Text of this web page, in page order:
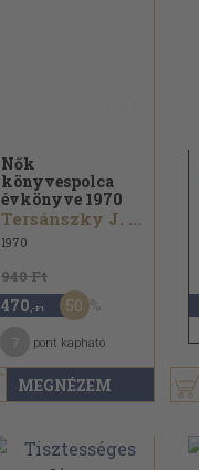
MEGNÉZEM
Nők
könyvespolca
évkönyve 1970
Tersánszky J. Jenő...
1970
940 Ft
470 ,-Ft 50
pont kapható